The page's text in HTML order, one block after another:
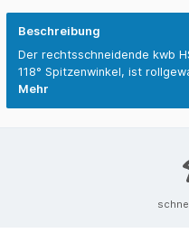
Beschreibung
Der rechtsschneidende kwb
118° Spitzenwinkel, ist
Mehr